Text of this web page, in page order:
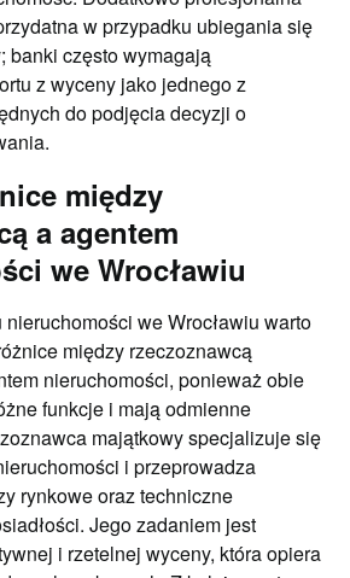
w przypadku ubiegania się
banki często wymagają
z wyceny jako jednego z
do podjęcia decyzji o
między
a agentem
we Wrocławiu
we Wrocławiu warto
między rzeczoznawcą
nieruchomości, ponieważ obie
funkcje i mają odmienne
majątkowy specjalizuje się
i przeprowadza
rynkowe oraz techniczne
Jego zadaniem jest
i rzetelnej wyceny, która opiera